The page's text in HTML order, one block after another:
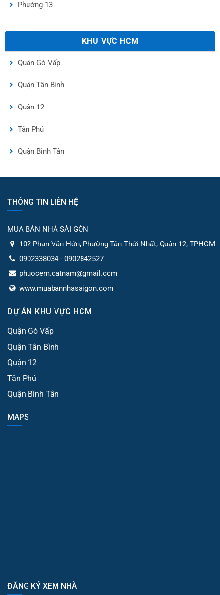
Phường 13
KHU VỰC HCM
Quận Gò Vấp
Quận Tân Bình
Quận 12
Tân Phú
Quận Bình Tân
THÔNG TIN LIÊN HỆ
MUA BÁN NHÀ SÀI GÒN
102 Phan Văn Hớn, Phường Tân Thới Nhất, Quận 12, TPHCM
0902338034 - 0902842527
phuocem.datnam@gmail.com
www.muabannhasaigon.com
DỰ ÁN KHU VỰC HCM
Quận Gò Vấp
Quận Tân Bình
Quận 12
Tân Phú
Quận Bình Tân
MAPS
ĐĂNG KÝ XEM NHÀ